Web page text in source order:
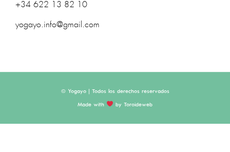
+34 622 13 82 10
yogayo.info@gmail.com
© Yogayo | Todos los derechos reservados
Made with by Toroideweb